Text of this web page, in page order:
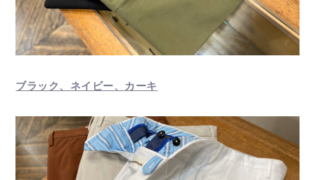
ブラック、ネイビー、カーキ